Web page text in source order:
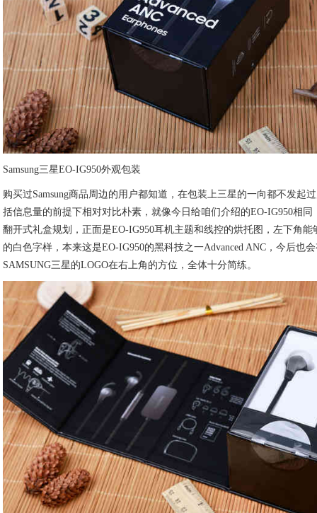
Samsung三星EO-IG950外观包装
购买过Samsung商品周边的用户都知道，在包装上三星的一向都不发起
括信息量的前提下相对对比朴素，就像今日给咱们介绍的EO-IG950相
翻开式礼盒规划，正面是EO-IG950耳机主题和线控的烘托图，左下角能
的白色字样，本来这是EO-IG950的黑科技之一Advanced ANC，今后也
SAMSUNG三星的LOGO在右上角的方位，全体十分简练。